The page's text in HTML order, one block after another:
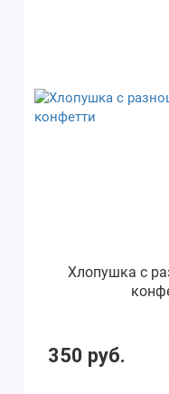
Хлопушка с
350 руб.